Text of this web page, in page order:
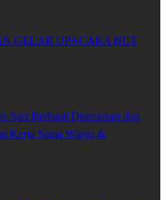
GELAR UPACARA HUT
Sari Berhasil Ditemukan dan
Kerja Sama Warga &